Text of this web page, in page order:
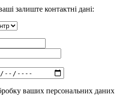
залиште контактні дані:
ваших персональних даних